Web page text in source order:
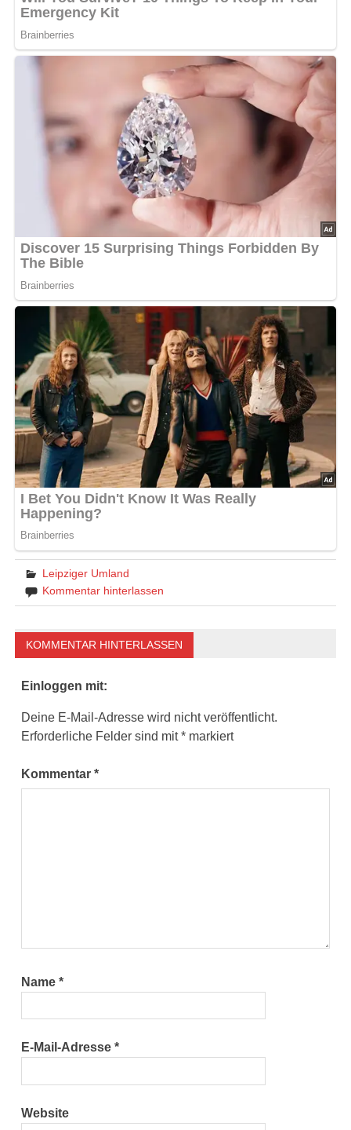
Leipziger Umland
Kommentar hinterlassen
KOMMENTAR HINTERLASSEN
Einloggen mit:
Deine E-Mail-Adresse wird nicht veröffentlicht.
Erforderliche Felder sind mit* markiert
Kommentar*
Name*
E-Mail-Adresse*
Website